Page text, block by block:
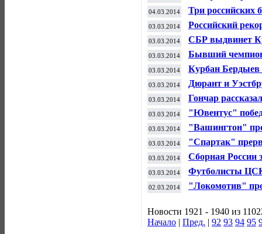
04.03.2014
Три российских
офф Кубка
03.03.2014
Российский
завершил
03.03.2014 СБР выдвинет
03.03.2014
Бывший
Мейуэзером
03.03.2014 Курбан
03.03.2014 Дюрант и
03.03.2014
Гончар
тренировками в
03.03.2014
"Ювентус"
по футболу
03.03.2014
"Вашингтон"
чемпионата НХЛ
03.03.2014
"Спартак"
обыграв
03.03.2014
Сборная России
мира по
03.03.2014
Футболисты
четвертьфинал
02.03.2014
"Локомотив"
Новости 1921 - 1940 из
Начало | Пред. | 92 93 94 95